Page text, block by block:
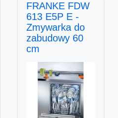
FRANKE FDW
613 E5P E -
Zmywarka do
zabudowy 60
cm